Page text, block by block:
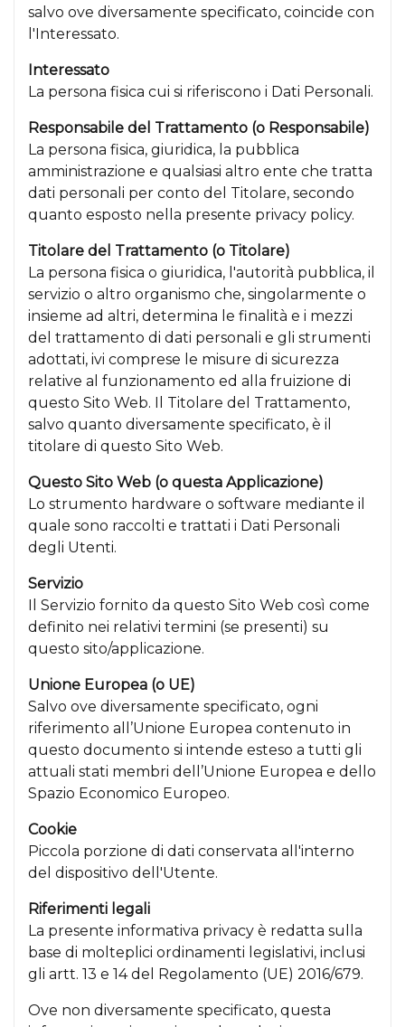
salvo ove diversamente specificato, coincide con
l'Interessato.
Interessato
La persona fisica cui si riferiscono i Dati Personali.
Responsabile del Trattamento (o Responsabile)
La persona fisica, giuridica, la pubblica
amministrazione e qualsiasi altro ente che tratta
dati personali per conto del Titolare, secondo
quanto esposto nella presente privacy policy.
Titolare del Trattamento (o Titolare)
La persona fisica o giuridica, l'autorità pubblica, il
servizio o altro organismo che, singolarmente o
insieme ad altri, determina le finalità e i mezzi
del trattamento di dati personali e gli strumenti
adottati, ivi comprese le misure di sicurezza
relative al funzionamento ed alla fruizione di
questo Sito Web. Il Titolare del Trattamento,
salvo quanto diversamente specificato, è il
titolare di questo Sito Web.
Questo Sito Web (o questa Applicazione)
Lo strumento hardware o software mediante il
quale sono raccolti e trattati i Dati Personali
degli Utenti.
Servizio
Il Servizio fornito da questo Sito Web così come
definito nei relativi termini (se presenti) su
questo sito/applicazione.
Unione Europea (o UE)
Salvo ove diversamente specificato, ogni
riferimento all’Unione Europea contenuto in
questo documento si intende esteso a tutti gli
attuali stati membri dell’Unione Europea e dello
Spazio Economico Europeo.
Cookie
Piccola porzione di dati conservata all'interno
del dispositivo dell'Utente.
Riferimenti legali
La presente informativa privacy è redatta sulla
base di molteplici ordinamenti legislativi, inclusi
gli artt. 13 e 14 del Regolamento (UE) 2016/679.
Ove non diversamente specificato, questa